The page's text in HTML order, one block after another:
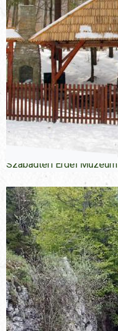
Szabadtéri Erdei Múzeum